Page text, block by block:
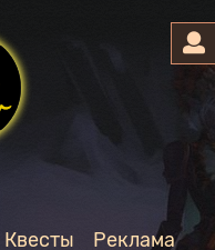
Квесты
Реклама